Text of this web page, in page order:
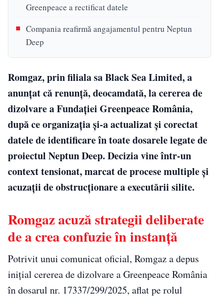
Greenpeace a rectificat datele
Compania reafirmă angajamentul pentru Neptun
Deep
Romgaz, prin filiala sa Black Sea Limited, a
anunțat că renunță, deocamdată, la cererea de
dizolvare a Fundației Greenpeace România,
după ce organizația și-a actualizat și corectat
datele de identificare în toate dosarele legate de
proiectul Neptun Deep. Decizia vine într-un
context tensionat, marcat de procese multiple și
acuzații de obstrucționare a executării silite.
Romgaz acuză strategii deliberate
de a crea confuzie în instanță
Potrivit unui comunicat oficial, Romgaz a depus
inițial cererea de dizolvare a Greenpeace România
în dosarul nr. 17337/299/2025, aflat pe rolul